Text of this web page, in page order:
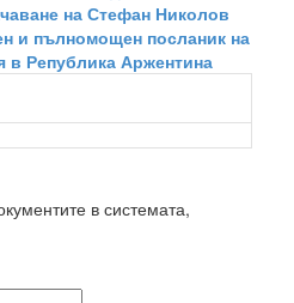
на Стефан Николов
и пълномощен посланик на
в Република Аржентина
в системата,